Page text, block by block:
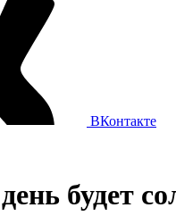
ВКонтакте
будет